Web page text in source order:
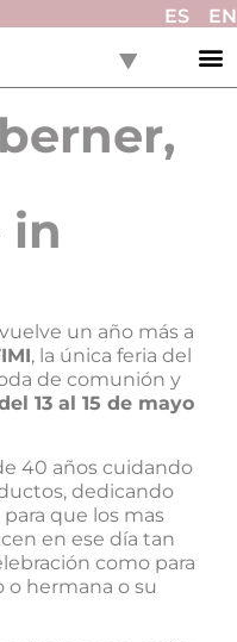
ES EN
in
vuelve un año más a
, la única feria del
de comunión y
13 al 15 de mayo
40 años cuidando
dedicando
que los mas
en ese día tan
como para
o hermana o su